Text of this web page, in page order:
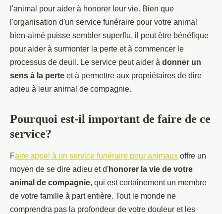
l'animal pour aider à honorer leur vie. Bien que
l'organisation d'un service funéraire pour votre animal
bien-aimé puisse sembler superflu, il peut être bénéfique
pour aider à surmonter la perte et à commencer le
processus de deuil. Le service peut aider à donner un
sens à la perte et à permettre aux propriétaires de dire
adieu à leur animal de compagnie.
Pourquoi est-il important de faire de ce
service?
Faire appel à un service funéraire pour animaux offre un
moyen de se dire adieu et d'honorer la vie de votre
animal de compagnie, qui est certainement un membre
de votre famille à part entière. Tout le monde ne
comprendra pas la profondeur de votre douleur et les